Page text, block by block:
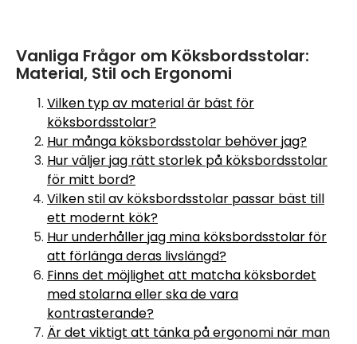
Vanliga Frågor om Köksbordsstolar:
Material, Stil och Ergonomi
Vilken typ av material är bäst för
köksbordsstolar?
Hur många köksbordsstolar behöver jag?
Hur väljer jag rätt storlek på köksbordsstolar
för mitt bord?
Vilken stil av köksbordsstolar passar bäst till
ett modernt kök?
Hur underhåller jag mina köksbordsstolar för
att förlänga deras livslängd?
Finns det möjlighet att matcha köksbordet
med stolarna eller ska de vara
kontrasterande?
Är det viktigt att tänka på ergonomi när man